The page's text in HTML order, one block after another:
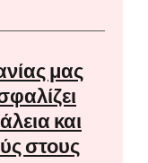
μας
και
στους